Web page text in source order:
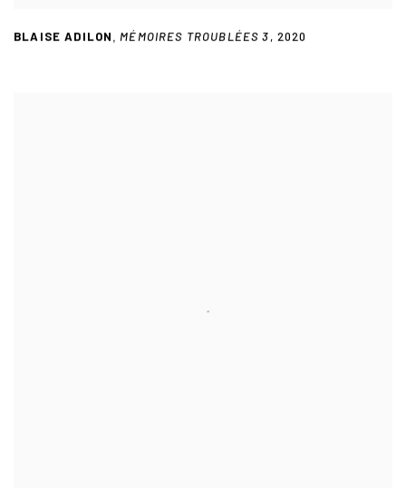
BLAISE ADILON ,MÉMOIRES TROUBLÉES 3, 2020